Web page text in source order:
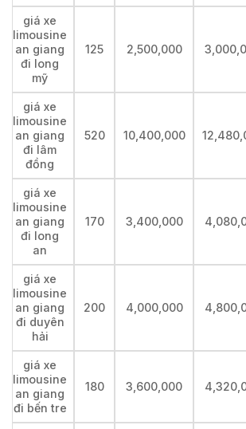
giá xe
limousine
an giang
đi long
mỹ
125 2,500,000
giá xe
limousine
an giang
đi lâm
đồng
520 10,400,000
giá xe
limousine
an giang
đi long
an
170 3,400,000
giá xe
limousine
an giang
đi duyên
hải
200 4,000,000
giá xe
limousine
an giang
đi bến tre
180 3,600,000